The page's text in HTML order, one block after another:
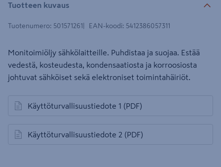
Tuotteen kuvaus
Tuotenumero: 501571261 EAN-koodi: 5412386057311
Monitoimiöljy sähkölaitteille. Puhdistaa ja suojaa. Estää
vedestä, kosteudesta, kondensaatiosta ja korroosiosta
johtuvat sähköiset sekä elektroniset toimintahäiriöt.
Käyttöturvallisuustiedote 1 (PDF)
avautuu uuteen välilehteen
Käyttöturvallisuustiedote 2 (PDF)
avautuu uuteen välilehteen